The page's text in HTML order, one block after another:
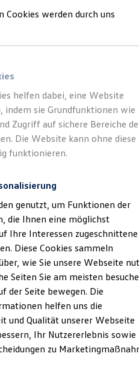
Werkstätten
Gebrauchtwagen
für Nutzfahrzeuge
Seite ist die Autohaus
)
Lauta
07:00-18:00 Uhr
Cookies werden durch uns
helfen dabei, eine Website
indem sie Grundfunktionen wie
Zugriff auf sichere Bereiche
Die Website kann ohne diese
funktionieren.
genutzt, um Funktionen der
die Ihnen eine möglichst
Ihre Interessen zugeschnittene
Diese Cookies sammeln
wie Sie unsere Webseite
Seiten Sie am meisten
der Seite bewegen. Die
helfen uns die
und Qualität unserer Webseite
Ihr Nutzererlebnis sowie
zu